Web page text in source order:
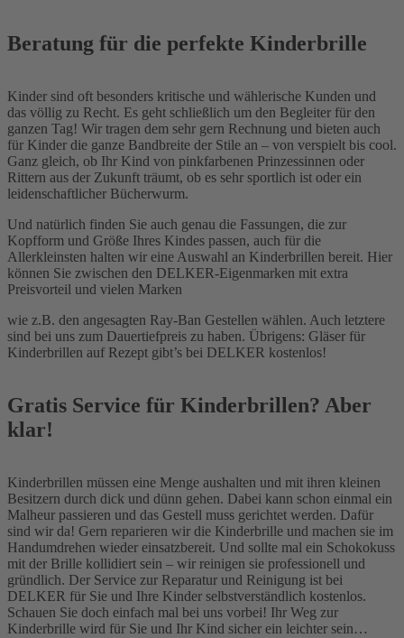
Beratung für die perfekte Kinderbrille
Kinder sind oft besonders kritische und wählerische Kunden und
das völlig zu Recht. Es geht schließlich um den Begleiter für den
ganzen Tag! Wir tragen dem sehr gern Rechnung und bieten auch
für Kinder die ganze Bandbreite der Stile an – von verspielt bis cool.
Ganz gleich, ob Ihr Kind von pinkfarbenen Prinzessinnen oder
Rittern aus der Zukunft träumt, ob es sehr sportlich ist oder ein
leidenschaftlicher Bücherwurm.
Und natürlich finden Sie auch genau die Fassungen, die zur
Kopfform und Größe Ihres Kindes passen, auch für die
Allerkleinsten halten wir eine Auswahl an Kinderbrillen bereit. Hier
können Sie zwischen den DELKER-Eigenmarken mit extra
Preisvorteil und vielen Marken
wie z.B. den angesagten Ray-Ban Gestellen wählen. Auch letztere
sind bei uns zum Dauertiefpreis zu haben. Übrigens: Gläser für
Kinderbrillen auf Rezept gibt’s bei DELKER kostenlos!
Gratis Service für Kinderbrillen? Aber
klar!
Kinderbrillen müssen eine Menge aushalten und mit ihren kleinen
Besitzern durch dick und dünn gehen. Dabei kann schon einmal ein
Malheur passieren und das Gestell muss gerichtet werden. Dafür
sind wir da! Gern reparieren wir die Kinderbrille und machen sie im
Handumdrehen wieder einsatzbereit. Und sollte mal ein Schokokuss
mit der Brille kollidiert sein – wir reinigen sie professionell und
gründlich. Der Service zur Reparatur und Reinigung ist bei
DELKER für Sie und Ihre Kinder selbstverständlich kostenlos.
Schauen Sie doch einfach mal bei uns vorbei! Ihr Weg zur
Kinderbrille wird für Sie und Ihr Kind sicher ein leichter sein…